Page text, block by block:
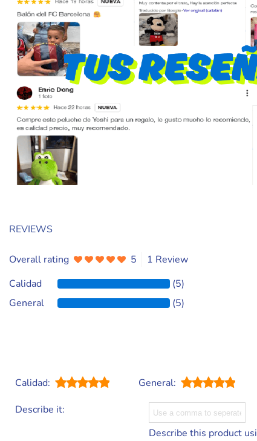
REVIEWS
Overall rating 5
1 Review
Calidad
(5)
General
(5)
Calidad:
General:
Describe it:
Describe this product